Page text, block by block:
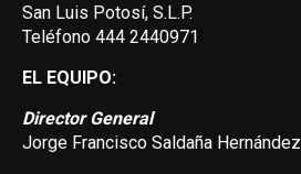
San Luis Potosí, S.L.P.
Teléfono 444 2440971
EL EQUIPO:
Director General
Jorge Francisco Saldaña Hernández